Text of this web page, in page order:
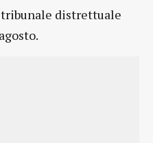
tribunale distrettuale